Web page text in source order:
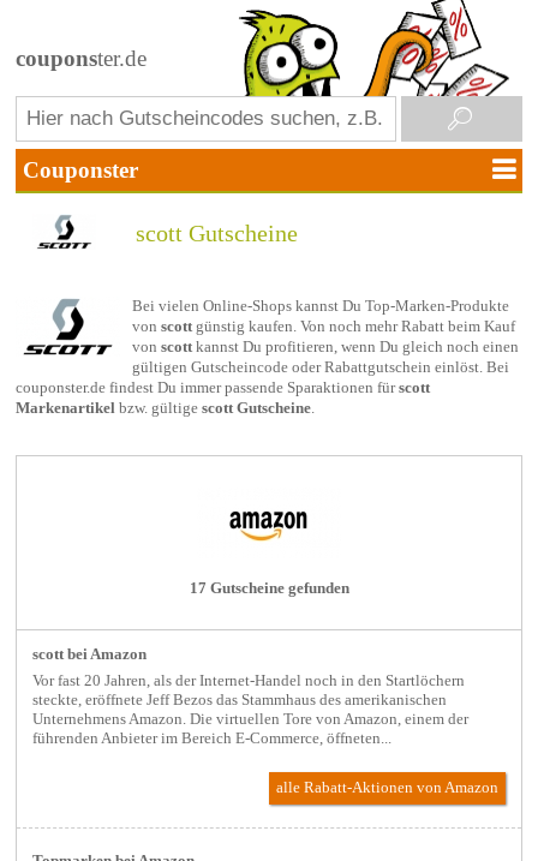
couponster.de
scott Gutscheine
Bei vielen Online-Shops kannst Du Top-Marken-Produkte
von scottgünstig kaufen. Von noch mehr Rabatt beim Kauf
von scottkannst Du profitieren, wenn Du gleich noch einen
gültigen Gutscheincode oder Rabattgutschein einlöst. Bei
couponster.de findest Du immer passende Sparaktionen fürscott
Markenartikelbzw. gültige scott Gutscheine.
17 Gutscheine gefunden
scott bei Amazon
Vor fast 20 Jahren, als der Internet-Handel noch in den Startlöchern
steckte, eröffnete Jeff Bezos das Stammhaus des amerikanischen
Unternehmens Amazon. Die virtuellen Tore von Amazon, einem der
führenden Anbieter im Bereich E-Commerce, öffneten...
alle Rabatt-Aktionenvon Amazon